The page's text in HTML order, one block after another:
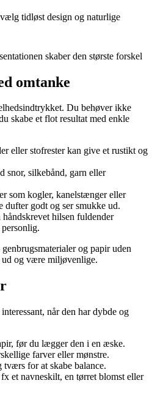
tidløst design og naturlige
skaber den største forskel
omtanke
Du behøver ikke
skabe et flot resultat med enkle
eller stofrester kan give et rustikt og
snor, silkebånd, garn eller
som kogler, kanelstænger eller
dufter godt og ser smukke ud.
hilsen fuldender
og papir uden
og være miljøvenlige.
når den har dybde og
før du lægger den i en æske.
farver eller mønstre.
for at skabe balance.
et navneskilt, en tørret blomst eller